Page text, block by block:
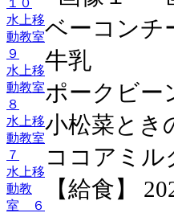
１０
水上移
動教室
９
水上移
動教室
８
水上移
動教室
７
水上移
動教
室 ６
ベーコンチ
牛乳
ポークビー
小松菜とき
ココアミル
【給食】